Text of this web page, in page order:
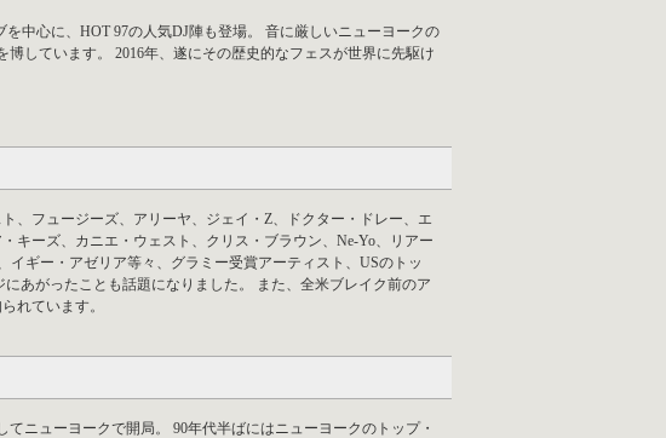
中心に、HOT 97の人気DJ陣も登場。 音に厳しいニューヨークの
しています。 2016年、遂にその歴史的なフェスが世界に先駆け
、フュージーズ、アリーヤ、ジェイ・Z、ドクター・ドレー、エ
キーズ、カニエ・ウェスト、クリス・ブラウン、Ne-Yo、リアー
ギー・アゼリア等々、グラミー受賞アーティスト、USのトッ
あがったことも話題になりました。 また、全米ブレイク前のア
れています。
ニューヨークで開局。 90年代半ばにはニューヨークのトップ・